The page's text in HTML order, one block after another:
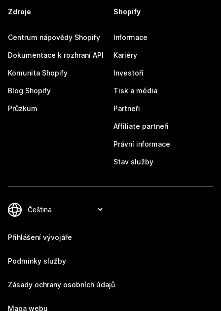
Zdroje
Centrum nápovědy Shopify
Dokumentace k rozhraní API
Komunita Shopify
Blog Shopify
Průzkum
Shopify
Informace
Kariéry
Investoři
Tisk a média
Partneři
Affiliate partneři
Právní informace
Stav služby
Přihlášení vývojáře
Podmínky služby
Zásady ochrany osobních údajů
Mapa webu